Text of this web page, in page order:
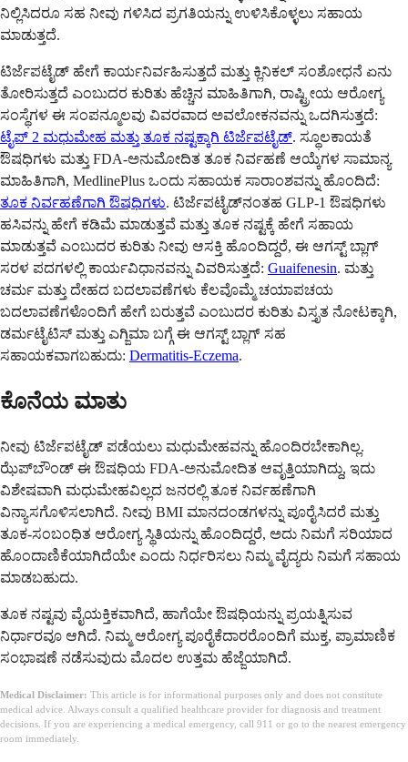
ನಿಲ್ಲಿಸಿದರೂ ಸಹ ನೀವು ಗಳಿಸಿದ ಪ್ರಗತಿಯನ್ನು ಉಳಿಸಿಕೊಳ್ಳಲು ಸಹಾಯ
ಮಾಡುತ್ತದೆ.
ಟಿರ್ಜೆಪಟೈಡ್ ಹೇಗೆ ಕಾರ್ಯನಿರ್ವಹಿಸುತ್ತದೆ ಮತ್ತು ಕ್ಲಿನಿಕಲ್ ಸಂಶೋಧನೆ ಏನು
ತೋರಿಸುತ್ತದೆ ಎಂಬುದರ ಕುರಿತು ಹೆಚ್ಚಿನ ಮಾಹಿತಿಗಾಗಿ, ರಾಷ್ಟ್ರೀಯ ಆರೋಗ್ಯ
ಸಂಸ್ಥೆಗಳ ಈ ಸಂಪನ್ಮೂಲವು ವಿವರವಾದ ಅವಲೋಕನವನ್ನು ಒದಗಿಸುತ್ತದೆ:
ಟೈಪ್ 2 ಮಧುಮೇಹ ಮತ್ತು ತೂಕ ನಷ್ಟಕ್ಕಾಗಿ ಟಿರ್ಜೆಪಟೈಡ್. ಸ್ಥೂಲಕಾಯತೆ
ಔಷಧಿಗಳು ಮತ್ತು FDA-ಅನುಮೋದಿತ ತೂಕ ನಿರ್ವಹಣೆ ಆಯ್ಕೆಗಳ ಸಾಮಾನ್ಯ
ಮಾಹಿತಿಗಾಗಿ, MedlinePlus ಒಂದು ಸಹಾಯಕ ಸಾರಾಂಶವನ್ನು ಹೊಂದಿದೆ:
ತೂಕ ನಿರ್ವಹಣೆಗಾಗಿ ಔಷಧಿಗಳು. ಟಿರ್ಜೆಪಟೈಡ್‌ನಂತಹ GLP-1 ಔಷಧಿಗಳು
ಹಸಿವನ್ನು ಹೇಗೆ ಕಡಿಮೆ ಮಾಡುತ್ತವೆ ಮತ್ತು ತೂಕ ನಷ್ಟಕ್ಕೆ ಹೇಗೆ ಸಹಾಯ
ಮಾಡುತ್ತವೆ ಎಂಬುದರ ಕುರಿತು ನೀವು ಆಸಕ್ತಿ ಹೊಂದಿದ್ದರೆ, ಈ ಆಗಸ್ಟ್ ಬ್ಲಾಗ್
ಸರಳ ಪದಗಳಲ್ಲಿ ಕಾರ್ಯವಿಧಾನವನ್ನು ವಿವರಿಸುತ್ತದೆ: Guaifenesin. ಮತ್ತು
ಚರ್ಮ ಮತ್ತು ದೇಹದ ಬದಲಾವಣೆಗಳು ಕೆಲವೊಮ್ಮೆ ಚಯಾಪಚಯ
ಬದಲಾವಣೆಗಳೊಂದಿಗೆ ಹೇಗೆ ಬರುತ್ತವೆ ಎಂಬುದರ ಕುರಿತು ವಿಸ್ತೃತ ನೋಟಕ್ಕಾಗಿ,
ಡರ್ಮಟೈಟಿಸ್ ಮತ್ತು ಎಗ್ಜಿಮಾ ಬಗ್ಗೆ ಈ ಆಗಸ್ಟ್ ಬ್ಲಾಗ್ ಸಹ
ಸಹಾಯಕವಾಗಬಹುದು: Dermatitis-Eczema.
ಕೊನೆಯ ಮಾತು
ನೀವು ಟಿರ್ಜೆಪಟೈಡ್ ಪಡೆಯಲು ಮಧುಮೇಹವನ್ನು ಹೊಂದಿರಬೇಕಾಗಿಲ್ಲ.
ಝೆಪ್‌ಬೌಂಡ್ ಈ ಔಷಧಿಯ FDA-ಅನುಮೋದಿತ ಆವೃತ್ತಿಯಾಗಿದ್ದು, ಇದು
ವಿಶೇಷವಾಗಿ ಮಧುಮೇಹವಿಲ್ಲದ ಜನರಲ್ಲಿ ತೂಕ ನಿರ್ವಹಣೆಗಾಗಿ
ವಿನ್ಯಾಸಗೊಳಿಸಲಾಗಿದೆ. ನೀವು BMI ಮಾನದಂಡಗಳನ್ನು ಪೂರೈಸಿದರೆ ಮತ್ತು
ತೂಕ-ಸಂಬಂಧಿತ ಆರೋಗ್ಯ ಸ್ಥಿತಿಯನ್ನು ಹೊಂದಿದ್ದರೆ, ಅದು ನಿಮಗೆ ಸರಿಯಾದ
ಹೊಂದಾಣಿಕೆಯಾಗಿದೆಯೇ ಎಂದು ನಿರ್ಧರಿಸಲು ನಿಮ್ಮ ವೈದ್ಯರು ನಿಮಗೆ ಸಹಾಯ
ಮಾಡಬಹುದು.
ತೂಕ ನಷ್ಟವು ವೈಯಕ್ತಿಕವಾಗಿದೆ, ಹಾಗೆಯೇ ಔಷಧಿಯನ್ನು ಪ್ರಯತ್ನಿಸುವ
ನಿರ್ಧಾರವೂ ಆಗಿದೆ. ನಿಮ್ಮ ಆರೋಗ್ಯ ಪೂರೈಕೆದಾರರೊಂದಿಗೆ ಮುಕ್ತ, ಪ್ರಾಮಾಣಿಕ
ಸಂಭಾಷಣೆ ನಡೆಸುವುದು ಮೊದಲ ಉತ್ತಮ ಹೆಜ್ಜೆಯಾಗಿದೆ.
Medical Disclaimer: This article is for informational purposes only and does not constitute
medical advice. Always consult a qualified healthcare provider for diagnosis and treatment
decisions. If you are experiencing a medical emergency, call 911 or go to the nearest emergency
room immediately.